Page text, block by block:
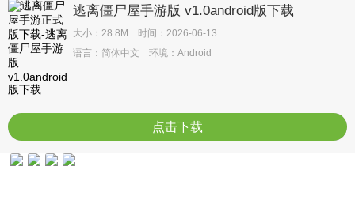
逃离僵尸屋手游版 v1.0android版下载
大小：28.8M 时间：2026-06-13
语言：简体中文 环境：Android
点击下载